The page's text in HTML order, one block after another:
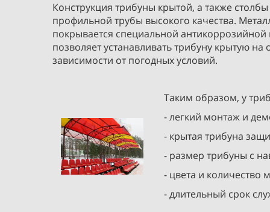
Конструкция трибуны крытой, а также
профильной трубы высокого качества.
покрывается специальной
позволяет устанавливать трибуну крытую
зависимости от погодных условий.
Таким образом, у
- легкий монтаж и
- крытая трибуна
- размер трибуны с
- цвета и количество
- длительный срок